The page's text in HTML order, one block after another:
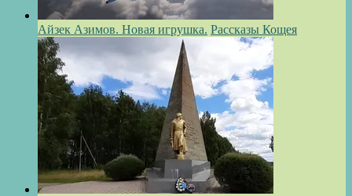
Айзек Азимов. Новая игрушка. Рассказы Кощея